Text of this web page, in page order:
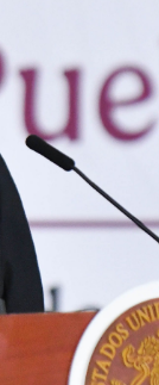
de
de Valeria
los asuntos
de deudores en